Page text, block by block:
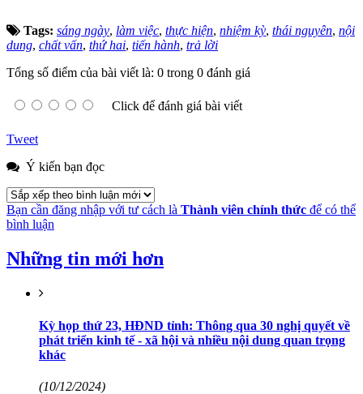
Tags: sáng ngày, làm việc, thực hiện, nhiệm kỳ, thái nguyên, nội
dung, chất vấn, thứ hai, tiến hành, trả lời
Tổng số điểm của bài viết là: 0 trong 0 đánh giá
Click để đánh giá bài viết
Tweet
Ý kiến bạn đọc
Bạn cần đăng nhập với tư cách là Thành viên chính thức để có thể
bình luận
Những tin mới hơn
Kỳ họp thứ 23, HĐND tỉnh: Thông qua 30 nghị quyết về
phát triển kinh tế - xã hội và nhiều nội dung quan trọng
khác
(10/12/2024)